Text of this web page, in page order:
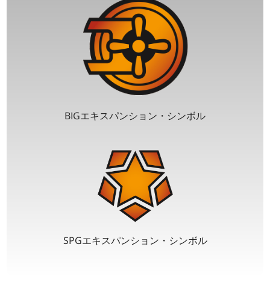
BIGエキスパンション・シンボル
SPGエキスパンション・シンボル